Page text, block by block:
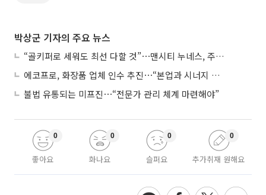
박상군 기자의 주요 뉴스
“골키퍼로 세워도 최선 다할 것”⋯맨시티 누네스, 주전 경쟁 각오
에코프로, 화장품 업체 인수 추진⋯“본업과 시너지 부족”
불법 유통되는 미프진⋯“전문가 관리 체계 마련해야”
좋아요
0
화나요
0
슬퍼요
0
추가취재 원해요
0